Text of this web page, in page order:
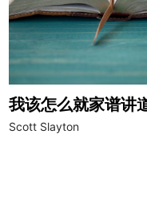
我该怎么就家谱讲
Scott Slayton